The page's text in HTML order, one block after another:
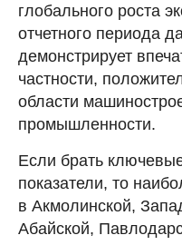
глобального роста
отчетного периода
демонстрирует
частности,
области
промышленности.
Если брать
показатели, то
в Акмолинской,
Абайской,